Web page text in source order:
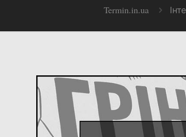
Termin.in.ua